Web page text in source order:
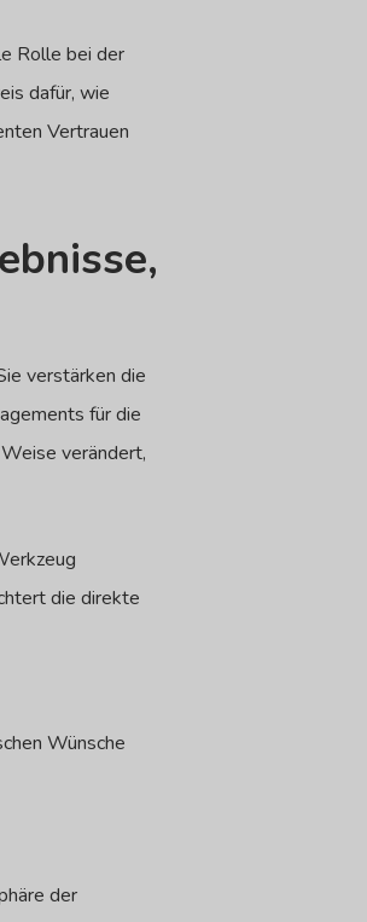
Rolle bei der
dafür, wie
Vertrauen
verstärken die
für die
verändert,
die direkte
Wünsche
der